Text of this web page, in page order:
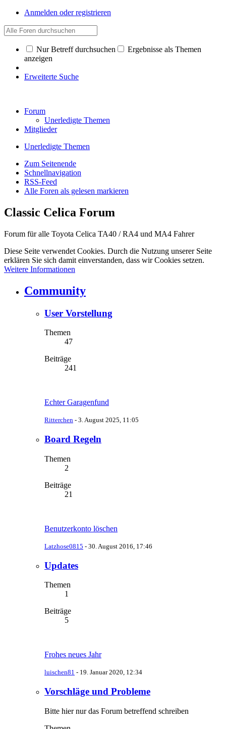
Anmelden oder registrieren
Nur Betreff durchsuchen
Ergebnisse als Themen
anzeigen
Erweiterte Suche
Forum
Unerledigte Themen
Mitglieder
Unerledigte Themen
Zum Seitenende
Schnellnavigation
RSS-Feed
Alle Foren als gelesen markieren
Classic Celica Forum
Forum für alle Toyota Celica TA40 / RA4 und MA4 Fahrer
Diese Seite verwendet Cookies. Durch die Nutzung unserer Seite
erklären Sie sich damit einverstanden, dass wir Cookies setzen.
Weitere Informationen
Community
User Vorstellung
Themen
47
Beiträge
241
Echter Garagenfund
Ritterchen - 3. August 2025, 11:05
Board Regeln
Themen
2
Beiträge
21
Benutzerkonto löschen
Latzhose0815 - 30. August 2016, 17:46
Updates
Themen
1
Beiträge
5
Frohes neues Jahr
luischen81 - 19. Januar 2020, 12:34
Vorschläge und Probleme
Bitte hier nur das Forum betreffend schreiben